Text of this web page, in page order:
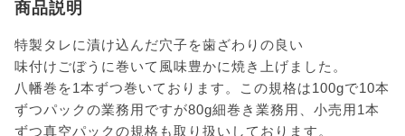
商品説明
特製タレに漬け込んだ穴子を歯ざわりの良い
味付けごぼうに巻いて風味豊かに焼き上げました。
八幡巻を1本ずつ巻いております。この規格は100gで10本
ずつパックの業務用ですが80g細巻き業務用、小売用1本
ずつ真空パックの規格も取り扱いしております。